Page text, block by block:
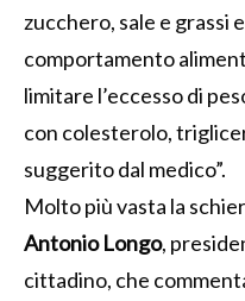
zucchero, sale e grassi
comportamento
limitare l’eccesso di
con colesterolo,
suggerito dal medico”.
Molto più vasta la
Antonio Longo,
cittadino, che